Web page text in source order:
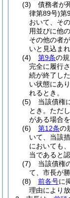
(3)
債務者が
律第89号)第
おいて、そ
用並びに他
その他の者
いと見込ま
(4)
第9条の
完全に履行
続が終了し
い状態にあ
れるとき。
(5)
当該債権
とき。 ただ
がある場合を
(6)
第12条の
いて、当該
においても
当であると
(7)
当該債権
て、市長が
(8)
前各号に
理由により